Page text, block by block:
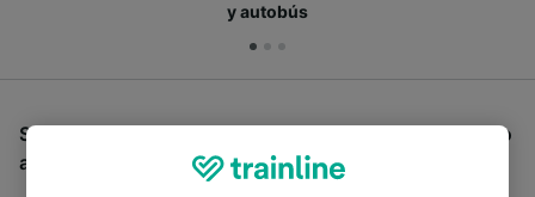
y autobús
Si estás buscando autobuses de Firenze Porta a Prato
a Pisa, estás en el sitio adecuado.